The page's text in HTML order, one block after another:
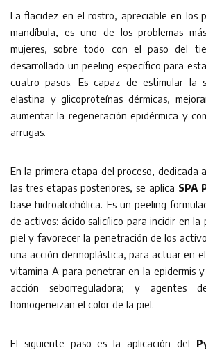
La flacidez en el rostro, apreciable en los
mandíbula, es uno de los problemas
mujeres, sobre todo con el paso del
desarrollado un peeling específico para
cuatro pasos. Es capaz de estimular la
elastina y glicoproteínas dérmicas,
aumentar la regeneración epidérmica y
arrugas.
En la primera etapa del proceso, dedicada
las tres etapas posteriores, se aplica SPA
base hidroalcohólica. Es un peeling
de activos: ácido salicílico para incidir en la
piel y favorecer la penetración de los
una acción dermoplástica, para actuar en
vitamina A para penetrar en la epidermis y
acción seborreguladora; y agentes
homogeneizan el color de la piel.
El siguiente paso es la aplicación del